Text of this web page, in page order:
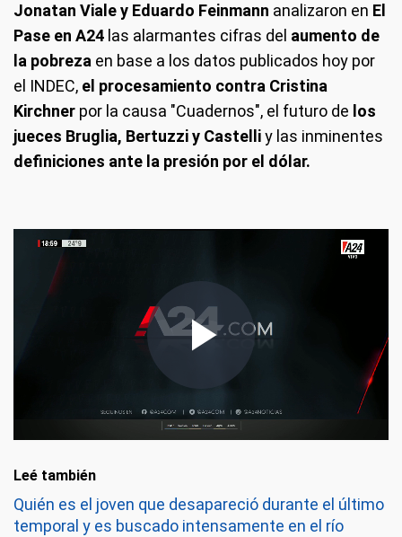
Jonatan Viale y Eduardo Feinmann analizaron en El
Pase en A24 las alarmantes cifras del aumento de
la pobreza en base a los datos publicados hoy por
el INDEC, el procesamiento contra Cristina
Kirchner por la causa "Cuadernos", el futuro de los
jueces Bruglia, Bertuzzi y Castelliy las inminentes
definiciones ante la presión por el dólar.
Leé también
Quién es el joven que desapareció durante el último
temporal y es buscado intensamente en el río